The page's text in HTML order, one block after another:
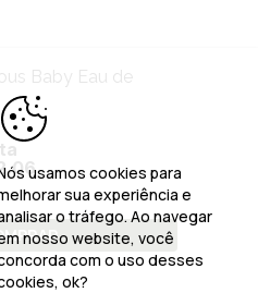
Baby Eau de
usamos cookies para
sua experiência e
o tráfego. Ao navegar
nosso website, você
com o uso desses
ok?